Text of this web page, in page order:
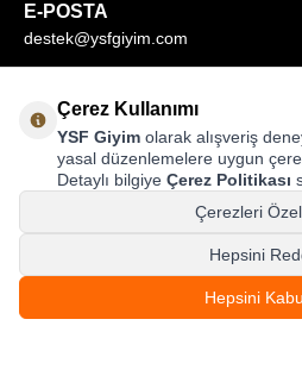
999,00
E-POSTA
destek@ysfgiyim.com
© ysfgiyim.com | Tüm
Çerez Kullanımı
YSF Giyim olarak alışveriş
yasal düzenlemelere uygun
Detaylı bilgiye Çerez Politikası
Çerezleri
Hepsini
Hepsini